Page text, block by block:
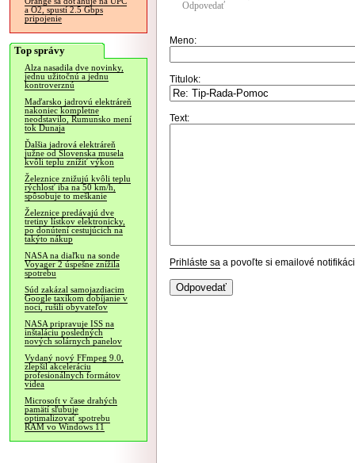
a O2, spustí 2.5 Gbps
pripojenie
Top správy
Alza nasadila dve novinky,
jednu užitočnú a jednu
kontroverznú
Maďarsko jadrovú elektráreň
nakoniec kompletne
neodstavilo, Rumunsko mení
tok Dunaja
Ďalšia jadrová elektráreň
južne od Slovenska musela
kvôli teplu znížiť výkon
Železnice znižujú kvôli teplu
rýchlosť iba na 50 km/h,
spôsobuje to meškanie
Železnice predávajú dve
tretiny lístkov elektronicky,
po donútení cestujúcich na
takýto nákup
NASA na diaľku na sonde
Voyager 2 úspešne znížila
spotrebu
Súd zakázal samojazdiacim
Google taxíkom dobíjanie v
noci, rušili obyvateľov
NASA pripravuje ISS na
inštaláciu posledných
nových solárnych panelov
Vydaný nový FFmpeg 9.0,
zlepšil akceleráciu
profesionálnych formátov
videa
Microsoft v čase drahých
pamätí sľubuje
optimalizovať spotrebu
RAM vo Windows 11
Odpovedať
Meno:
Titulok:
Text:
Prihláste sa a povoľte si emailové